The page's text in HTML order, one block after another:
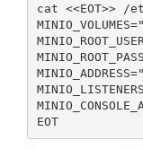
cat <<EOT>>
EOT